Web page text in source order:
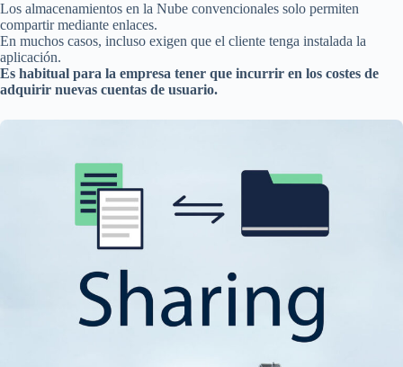
Los almacenamientos en la Nube convencionales solo permiten
compartir mediante enlaces.
En muchos casos, incluso exigen que el cliente tenga instalada la
aplicación.
Es habitual para la empresa tener que incurrir en los costes de
adquirir nuevas cuentas de usuario.